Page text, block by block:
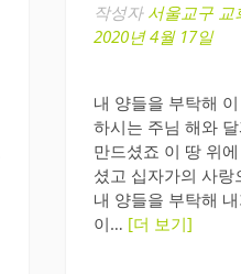
작성자 서울교구 교
2020년 4월 17일
내 양들을 부탁해
하시는 주님 해와
만드셨죠 이 땅 위
셨고 십자가의 사랑
내 양들을 부탁해
이… [더 보기]